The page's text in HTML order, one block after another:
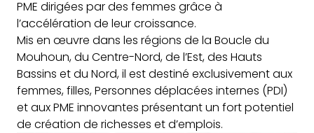
PME dirigées par des femmes grâce à
l’accélération de leur croissance.
Mis en œuvre dans les régions de la Boucle du
Mouhoun, du Centre-Nord, de l’Est, des Hauts
Bassins et du Nord, il est destiné exclusivement aux
femmes, filles, Personnes déplacées internes (PDI)
et aux PME innovantes présentant un fort potentiel
de création de richesses et d’emplois.